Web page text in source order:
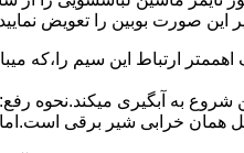
ﺻﻮرت ﺑﻮﺑﯿﻦ را ﺗﻌﻮﯾﺾ
ارﺗﺒﺎط اﯾﻦ ﺳﯿﻢ را،ﮐﻪ
ﺷﺮوع ﺑﻪ آﺑﮕﯿﺮی
همان خرابی شیر برقی